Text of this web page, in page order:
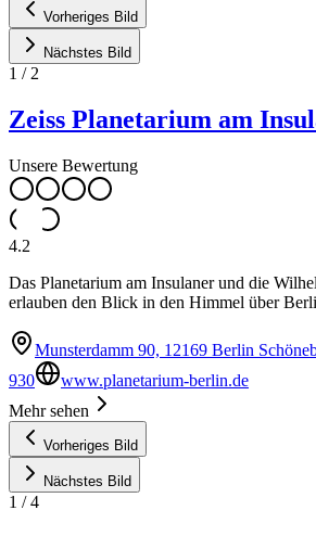
Vorheriges Bild
Nächstes Bild
1 / 2
Zeiss Planetarium am
Unsere Bewertung
4.2
Das Planetarium am Insulaner und die
erlauben den Blick in den Himmel über
Munsterdamm 90, 12169 Berlin
930
www.planetarium-berlin.de
Mehr sehen
Vorheriges Bild
Nächstes Bild
1 /4